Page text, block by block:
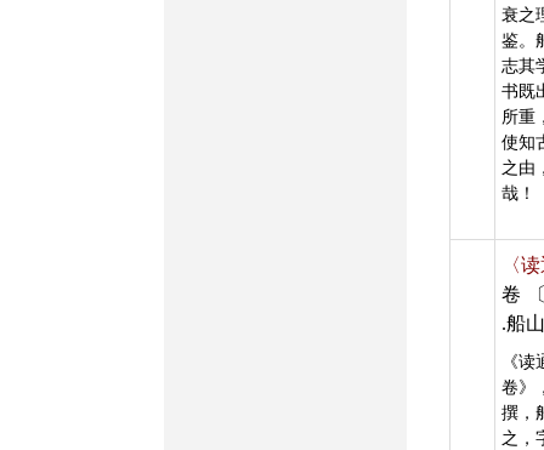
衰之
鉴。
志其
书既
所重
使知
之由
哉！
〈
卷
.船
《
卷》
撰，
之，